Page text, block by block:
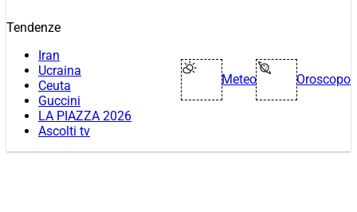
Tendenze
Iran
Ucraina
Ceuta
Guccini
LA PIAZZA 2026
Ascolti tv
Meteo Oroscopo